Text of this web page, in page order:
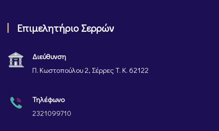
Επιμελητήριο Σερρών
Διεύθυνση
Π. Κωστοπούλου 2, Σέρρες Τ. Κ. 62122
Τηλέφωνο
2321099710